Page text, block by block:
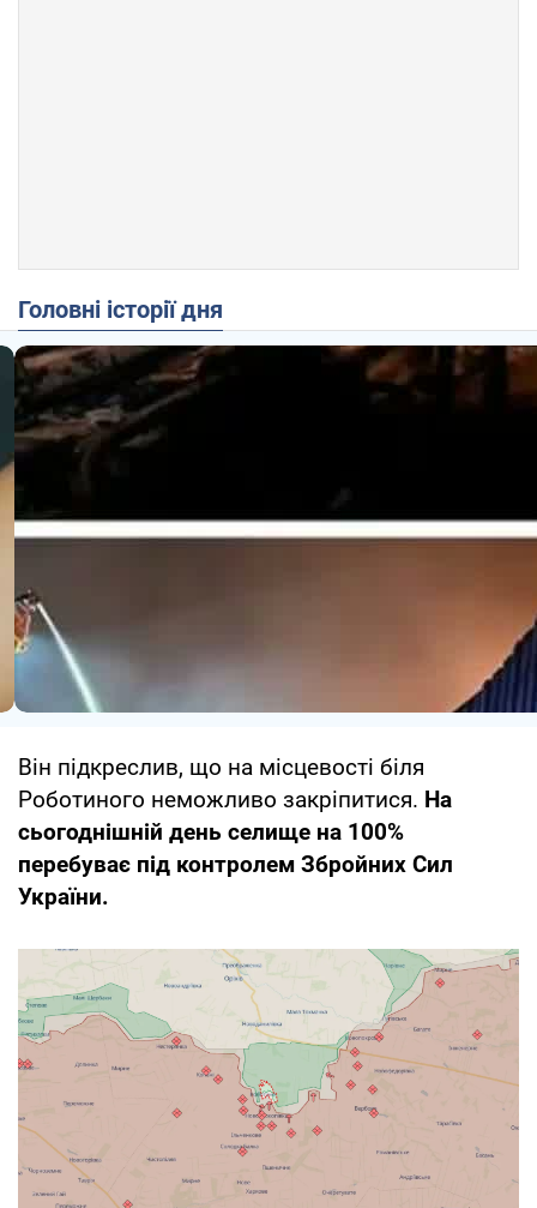
Головні історії дня
Він підкреслив, що на місцевості біля
Роботиного неможливо закріпитися. На
сьогоднішній день селище на 100%
перебуває під контролем Збройних Сил
України.